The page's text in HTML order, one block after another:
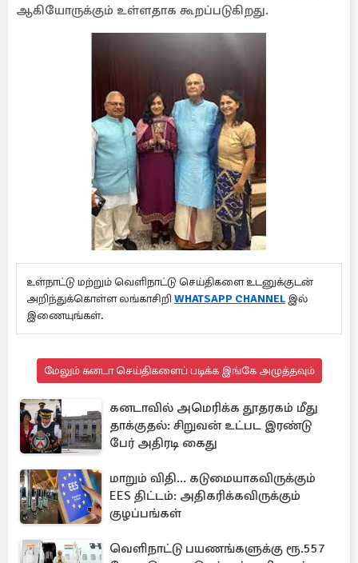
ஆகியோருக்கும் உள்ளதாக கூறப்படுகிறது.
உள்நாட்டு மற்றும் வெளிநாட்டு செய்திகளை உடனுக்குடன்
அறிந்துக்கொள்ள லங்காசிறி WHATSAPP CHANNEL இல்
இணையுங்கள்.
மேலும் கனடா செய்திகளைப் படிக்க இங்கே அழுத்தவும்
கனடாவில் அமெரிக்க தூதரகம் மீது
தாக்குதல்: சிறுவன் உட்பட இரண்டு
பேர் அதிரடி கைது
மாறும் விதி... கடுமையாகவிருக்கும்
EES திட்டம்: அதிகரிக்கவிருக்கும்
குழப்பங்கள்
வெளிநாட்டு பயணங்களுக்கு ரூ.557